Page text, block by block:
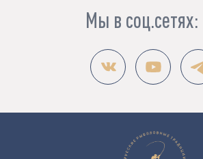
Мы в соц.сетях: